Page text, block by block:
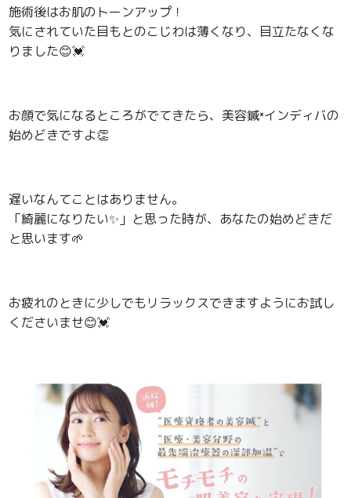
施術後はお肌のトーンアップ！
気にされていた目もとのこじわは薄くなり、目立たなくな
りました😊💓
お顔で気になるところがでてきたら、美容鍼×インディバの
始めどきですよ👏
遅いなんてことはありません。
「綺麗になりたい✨ 」と思った時が、あなたの始めどきだ
と思います🌱
お疲れのときに少しでもリラックスできますようにお試し
くださいませ😊💓